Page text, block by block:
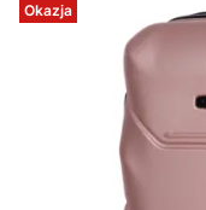
Okazja